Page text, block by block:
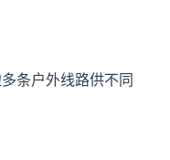
条户外线路供不同